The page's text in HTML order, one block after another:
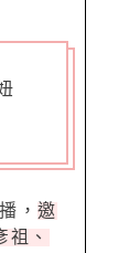
， 邀
祖、